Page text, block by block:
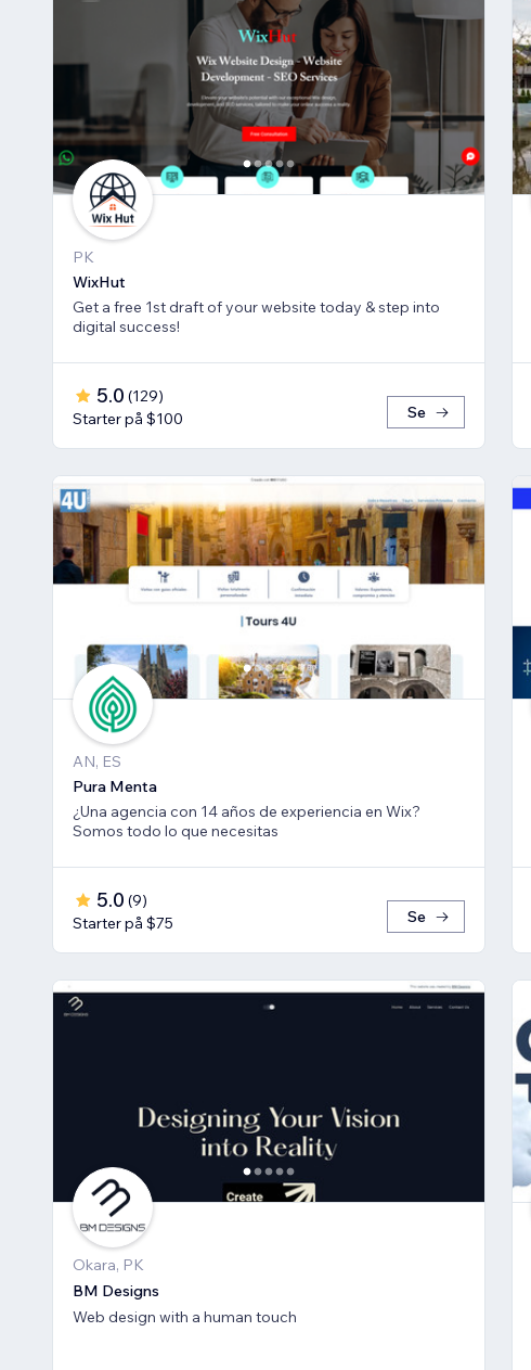
PK
WixHut
Get a free 1st draft of your website today & step into
digital success!
5.0 (129)
Starter på $100
Se
AN, ES
Pura Menta
¿Una agencia con 14 años de experiencia en Wix?
Somos todo lo que necesitas
5.0 (9)
Starter på $75
Se
Okara, PK
BM Designs
Web design with a human touch